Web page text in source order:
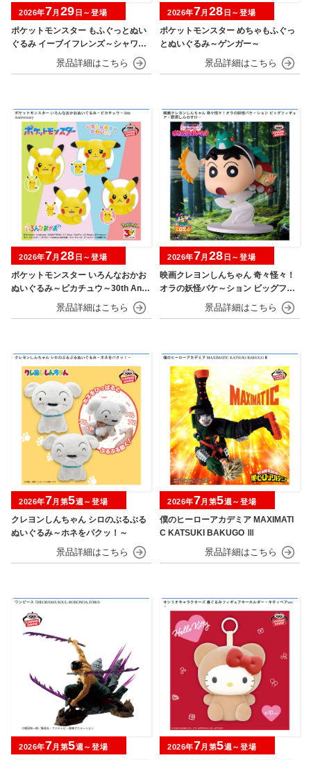
ポケットモンスター もふぐっとぬい
ぐるみ イーブイフレンズ～シャワー
ズ・グレイシア～おひるねver.
2026年7月 29 日～登場
ポケットモンスター めちゃもふぐっ
とぬいぐるみ～ゲンガー～
2026年7月 28 日～登場
ポケットモンスター いろんなおかお
ぬいぐるみ～ピカチュウ～30th Anni
2026年7月 28 日～登場
映画クレヨンしんちゃん 奇々怪々！
オラの妖怪バケ～ション ビッグフィ
ギュア～野原しんのすけ～
2026年7月 28 日～登場
クレヨンしんちゃん シロのぶるぶる
ぬいぐるみ～ホネをパクッ！～
2026年7月第5週～登場
僕のヒーローアカデミア MAXIMATI
C KATSUKI BAKUGO Ⅲ
2026年7月第5週～登場
2026年7月第5週～登場 2026年7月第5週～登場